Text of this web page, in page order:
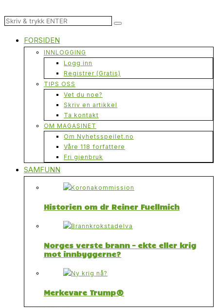
FORSIDEN
INNLOGGING
Logg inn
Registrer (Gratis)
TIPS OSS
Vet du noe?
Skriv en artikkel
Ta kontakt
OM MAGASINET
Om Nyhetsspeilet.no
Våre 118 forfattere
Fri gjenbruk
SAMFUNN
Historien om dr Reiner Fuellmich
Norges verste brann – ekte eller krig
mot innbyggerne?
Merkevare Trump®